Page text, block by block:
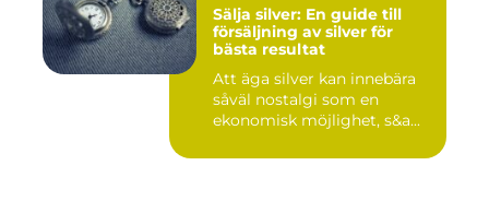
Sälja silver: En guide till
försäljning av silver för
bästa resultat
Att äga silver kan innebära
såväl nostalgi som en
ekonomisk möjlighet, s&a...